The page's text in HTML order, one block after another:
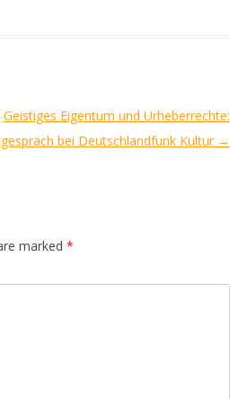
Geistiges Eigentum und Urheberrechte:
bei Deutschlandfunk Kultur →
marked *